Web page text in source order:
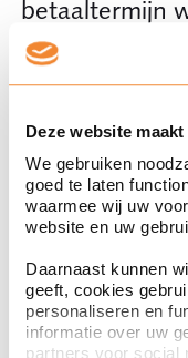
Deze website
We gebruiken
goed te laten
waarmee wij uw
website en uw
Daarnaast kunnen
geeft, cookies
personaliseren en
informatie over uw
partners voor social
betaaltermijn
van meer dan
betreffende
sub 6 BW. Het
het beding
betaaltermijn
vastgesteld
bepaalde in
Het gevolg is